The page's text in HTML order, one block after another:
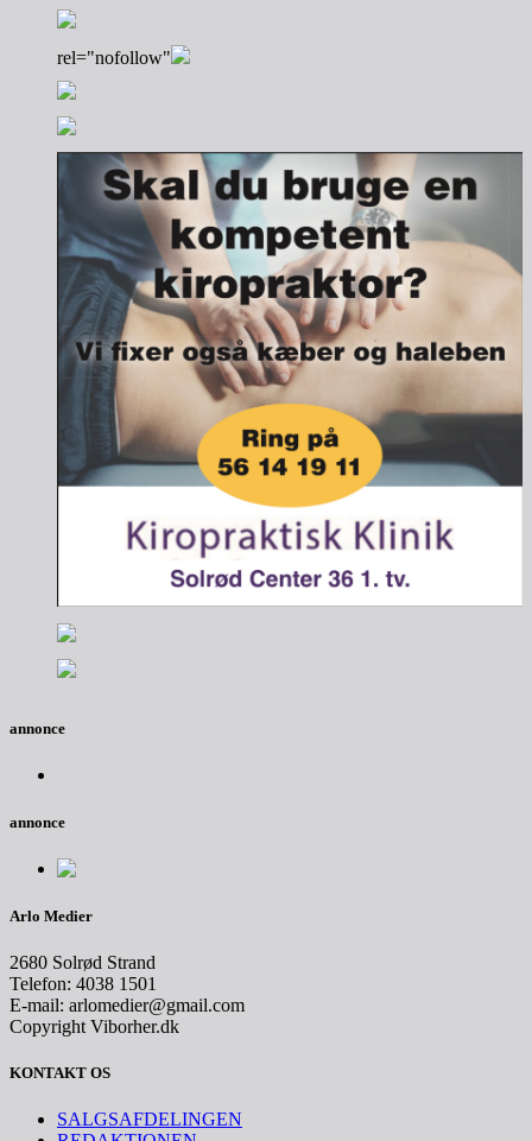
rel="nofollow"
annonce
annonce
Arlo Medier
2680 Solrød Strand
Telefon: 4038 1501
E-mail: arlomedier@gmail.com
Copyright Viborher.dk
KONTAKT OS
SALGSAFDELINGEN